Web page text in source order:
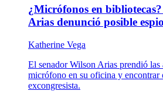
¿Micrófonos en
Arias denunció posible
Katherine Vega
El senador Wilson Arias prendió las
micrófono en su oficina y encontrar
excongresista.